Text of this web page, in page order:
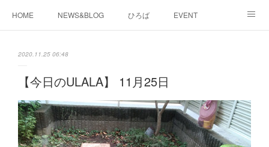
HOME NEWS&BLOG ひろば EVENT
2020.11.25 06:48
【今日のULALA】 11月25日